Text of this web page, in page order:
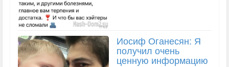
Иосиф Оганесян: Я
получил очень
ценную информацию